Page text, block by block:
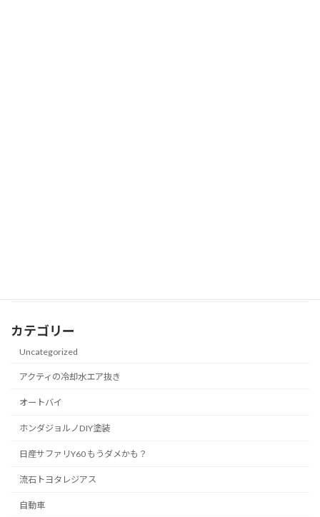
カテゴリー
Uncategorized
アクティの冷却水エア抜き
オートバイ
ホンダジョルノDIY塗装
日産サファリY60 もうダメかも？
流石トヨタレジアス
自動車